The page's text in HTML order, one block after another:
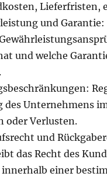
Lieferfristen,
und
und welche
des Unternehmens
oder Verlusten.
und
das Recht des
innerhalb einer